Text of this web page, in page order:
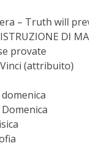
– Truth will
DI
provate
(attribuito)